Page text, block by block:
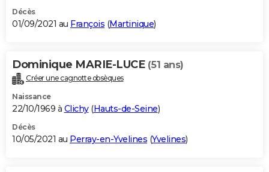
Décès
01/09/2021 au François (Martinique)
Dominique MARIE-LUCE (51 ans)
Créer une cagnotte obsèques
Naissance
22/10/1969 à Clichy(Hauts-de-Seine)
Décès
10/05/2021 au Perray-en-Yvelines (Yvelines)